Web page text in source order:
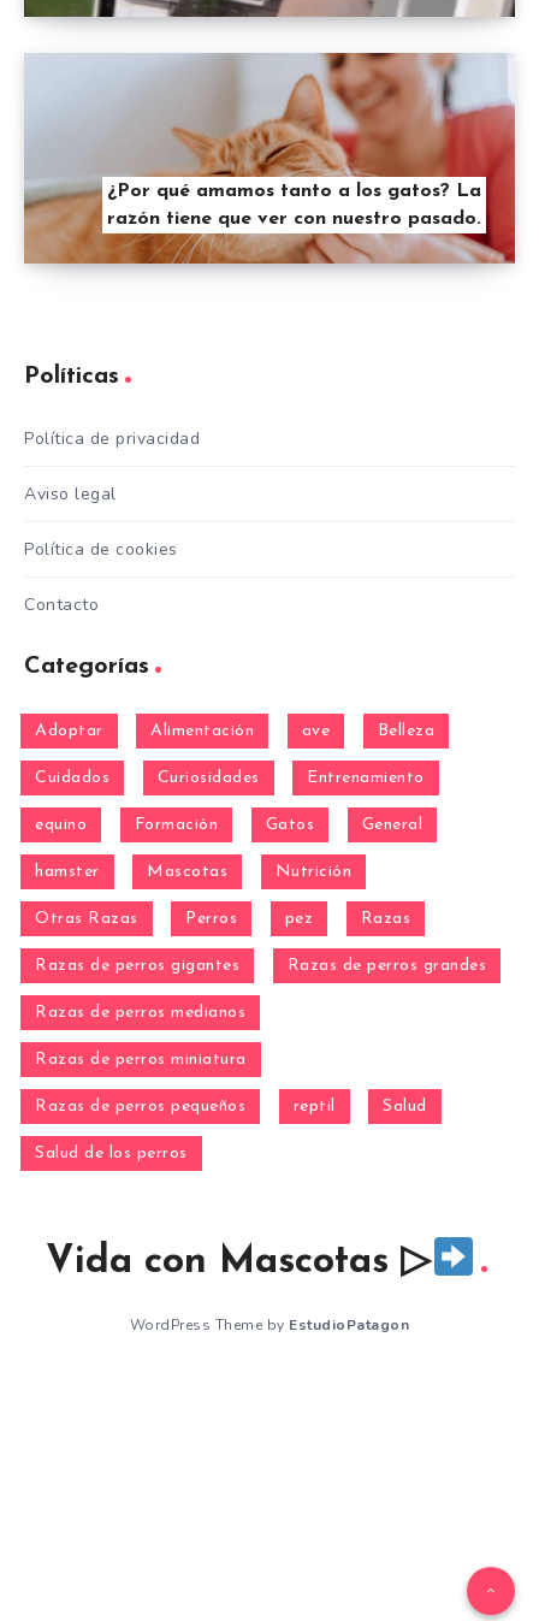
¿Por qué amamos tanto a los gatos? La
razón tiene que ver con nuestro pasado.
Políticas
Política de privacidad
Aviso legal
Política de cookies
Contacto
Categorías
Adoptar Alimentación ave Belleza
Cuidados Curiosidades Entrenamiento
equino Formación Gatos General
hamster Mascotas Nutrición
Otras Razas Perros pez Razas
Razas de perros gigantes Razas de perros grandes
Razas de perros medianos
Razas de perros miniatura
Razas de perros pequeños reptil Salud
Salud de los perros
Vida con Mascotas ▷
WordPress Theme by EstudioPatagon